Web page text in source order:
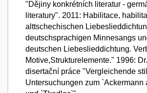
"Dějiny konkrétních literatur -
literatury". 2011: Habilitace,
alttschechischen
deutschsprachigen Minnesangs
deutschen Liebeslieddichtung.
Motive,Strukturelemente." 1996:
disertační práce "Vergleichende
Untersuchungen zum `Ackermann